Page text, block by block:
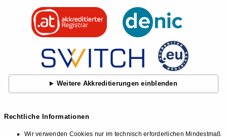
Weitere Akkreditierungen einblenden
Rechtliche Informationen
Wir verwenden Cookies nur im technisch erforderlichen Mindestmaß